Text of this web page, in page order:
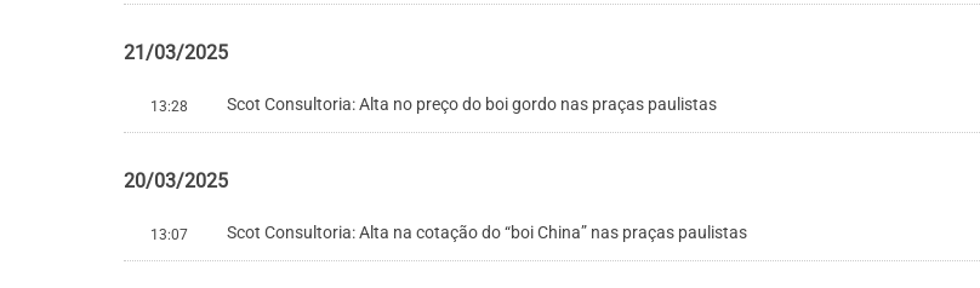
21/03/2025
13:28 Scot Consultoria: Alta no preço do boi gordo nas praças paulistas
20/03/2025
13:07 Scot Consultoria: Alta na cotação do “boi China” nas praças paulistas